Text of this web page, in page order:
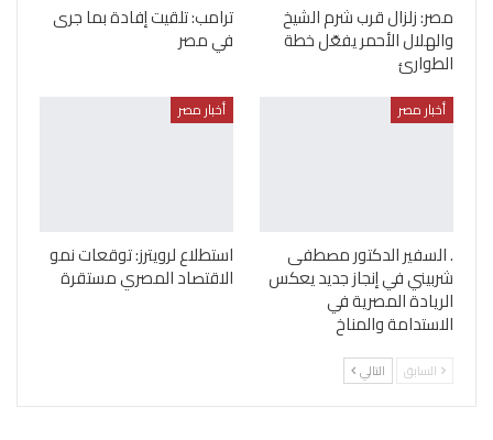
مصر: زلزال قرب شرم الشيخ
والهلال الأحمر يفعّل خطة
الطوارئ
ترامب: تلقيت إفادة بما جرى
في مصر
أخبار مصر
. السفير الدكتور مصطفى
شربيني في إنجاز جديد يعكس
الريادة المصرية في
الاستدامة والمناخ
أخبار مصر
استطلاع لرويترز: توقعات نمو
الاقتصاد المصري مستقرة
السابق التالي